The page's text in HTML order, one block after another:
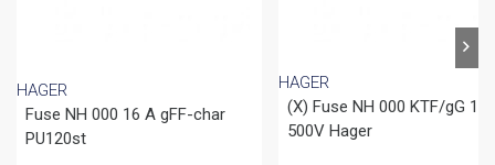
HAGER
Fuse NH 000 16 A gFF-char
PU120st
HAGER
(X) Fuse NH 000 KTF/gG
500V Hager